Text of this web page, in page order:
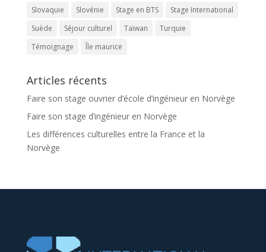
Slovaquie
Slovénie Stage en BTS
Stage International
Suède
Séjour culturel Taïwan
Turquie
Témoignage
Île maurice
Articles récents
Faire son stage ouvrier d’école d’ingénieur en Norvège
Faire son stage d’ingénieur en Norvège
Les différences culturelles entre la France et la
Norvège